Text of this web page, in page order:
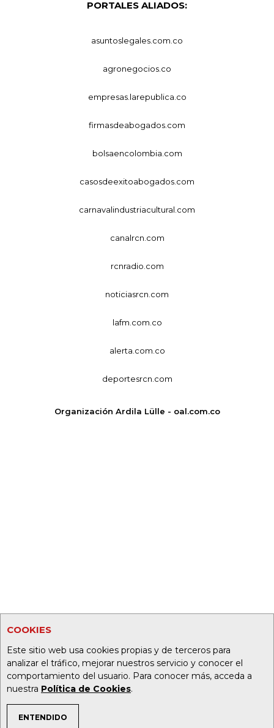
COOKIES
Este sitio web usa cookies propias y de terceros para
analizar el tráfico, mejorar nuestros servicio y conocer el
comportamiento del usuario. Para conocer más, acceda a
nuestra Política de Cookies.
ENTENDIDO
PORTALES ALIADOS:
asuntoslegales.com.co
agronegocios.co
empresas.larepublica.co
firmasdeabogados.com
bolsaencolombia.com
casosdeexitoabogados.com
carnavalindustriacultural.com
canalrcn.com
rcnradio.com
noticiasrcn.com
lafm.com.co
alerta.com.co
deportesrcn.com
Organización Ardila Lülle - oal.com.co